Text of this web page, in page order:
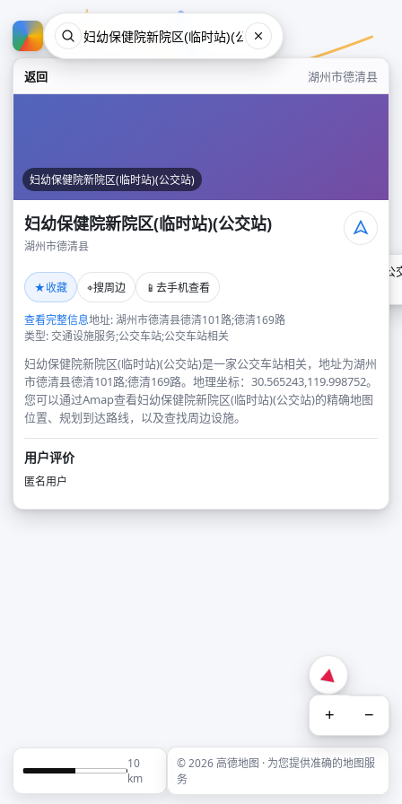
返回 湖州市德清县
妇幼保健院新院区(临时站)(公交站)
妇幼保健院新院区(临时站)(公交站)
湖州市德清县
★收藏 ⌖搜周边 📱 去手机查看
查看完整信息地址: 湖州市德清县德清101路;德清169路
类型: 交通设施服务;公交车站;公交车站相关
妇幼保健院新院区(临时站)(公交站)是一家公交车站相关，地址为湖州
市德清县德清101路;德清169路。地理坐标：30.565243,119.998752。
您可以通过Amap查看妇幼保健院新院区(临时站)(公交站)的精确地图
位置、规划到达路线，以及查找周边设施。
用户评价
匿名用户
妇幼保健院新院区(临时站)(公
+ −
10
km
© 2026 高德地图 · 为您提供准确的地图服
务